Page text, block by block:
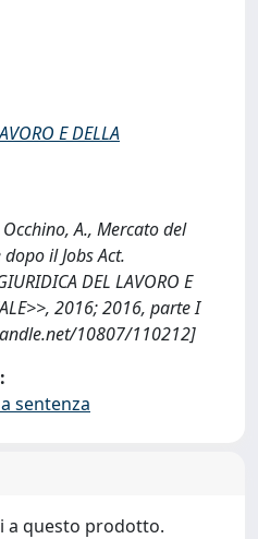
E DELLA
A., Mercato del
il Jobs Act.
DEL LAVORO E
2016; 2016, parte I
10807/110212]
sentenza
a questo prodotto.